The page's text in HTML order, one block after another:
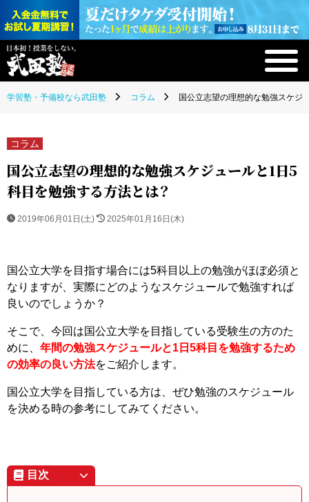
学習塾・予備校なら武田塾 コラム 国公立志望の理想的な勉強スケジ
コラム
国公立志望の理想的な勉強スケジュールと1日5
科目を勉強する方法とは？
2019年06月01日(土) 2025年01月16日(木)
国公立大学を目指す場合には5科目以上の勉強がほぼ必須と
なりますが、実際にどのようなスケジュールで勉強すれば
良いのでしょうか？
そこで、今回は国公立大学を目指している受験生の方のた
めに、 年間の勉強スケジュールと1日5科目を勉強するため
の効率の良い方法をご紹介します。
国公立大学を目指している方は、ぜひ勉強のスケジュール
を決める時の参考にしてみてください。
目次